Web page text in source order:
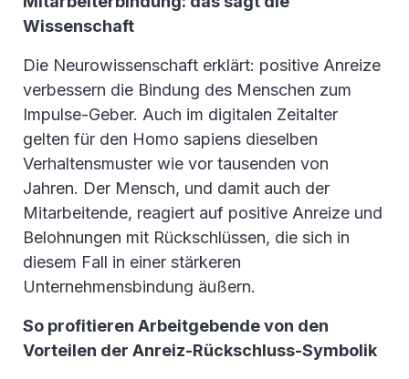
Wissenschaft
Die Neurowissenschaft erklärt: positive Anreize
verbessern die Bindung des Menschen zum
Impulse-Geber. Auch im digitalen Zeitalter
gelten für den Homo sapiens dieselben
Verhaltensmuster wie vor tausenden von
Jahren. Der Mensch, und damit auch der
Mitarbeitende, reagiert auf positive Anreize und
Belohnungen mit Rückschlüssen, die sich in
diesem Fall in einer stärkeren
Unternehmensbindung äußern.
So profitieren Arbeitgebende von den
Vorteilen der Anreiz-Rückschluss-Symbolik